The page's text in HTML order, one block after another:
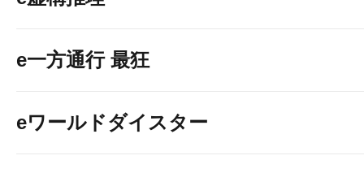
e一方通行 最狂
eワールドダイスター